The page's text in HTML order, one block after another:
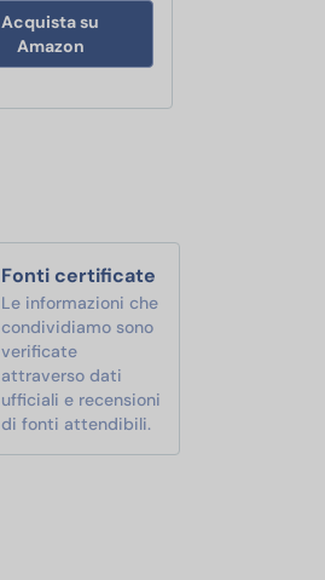
Acquista su
Amazon
Fonti certificate
Le informazioni che
condividiamo sono
verificate
attraverso dati
ufficiali e recensioni
di fonti attendibili.